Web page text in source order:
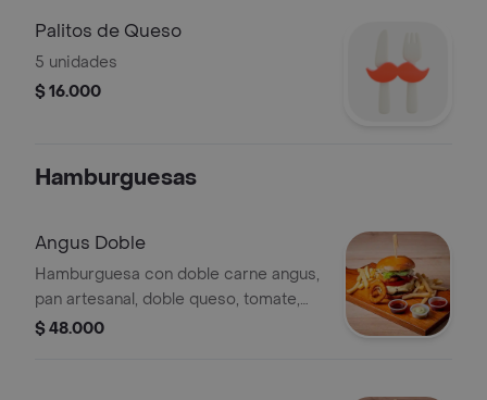
Palitos de Queso
5 unidades
$ 16.000
Hamburguesas
Angus Doble
Hamburguesa con doble carne angus,
pan artesanal, doble queso, tomate,
lechuga, aros de cebolla, salsa de la
$ 48.000